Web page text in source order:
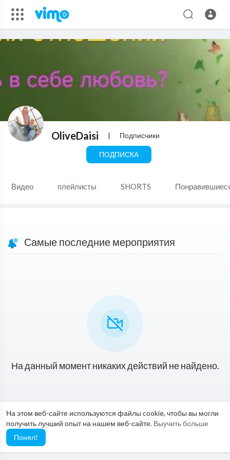
На этом веб-сайте используются файлы cookie, чтобы вы могли
получить лучший опыт на нашем веб-сайте. Выучить больше
Понял!
OliveDaisi | Подписчики
ПОДПИСКА
Видео плейлисты SHORTS
Самые последние мероприятия
На данный момент никаких действий не найдено.